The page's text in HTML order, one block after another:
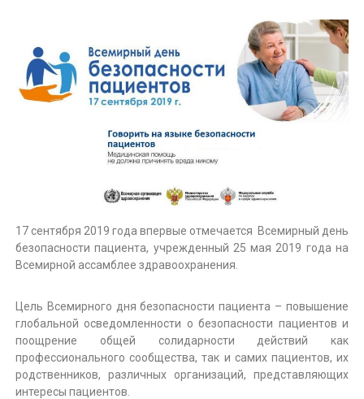
К
н
к
а
с
т
о
а
т
о
л
о
я
т
о
и
ч
а
о
л
и
17 сентября 2019 года впервые отмечается Всемирный день
безопасности пациента, учрежденный 25 мая 2019 года на
Всемирной ассамблее здравоохранения.
Цель Всемирного дня безопасности пациента – повышение
глобальной осведомленности о безопасности пациентов и
поощрение общей солидарности действий как
профессионального сообщества, так и самих пациентов, их
родственников, различных организаций, представляющих
интересы пациентов.